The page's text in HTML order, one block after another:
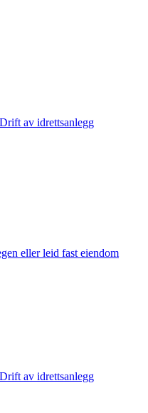
av idrettsanlegg
eller leid fast eiendom
av idrettsanlegg